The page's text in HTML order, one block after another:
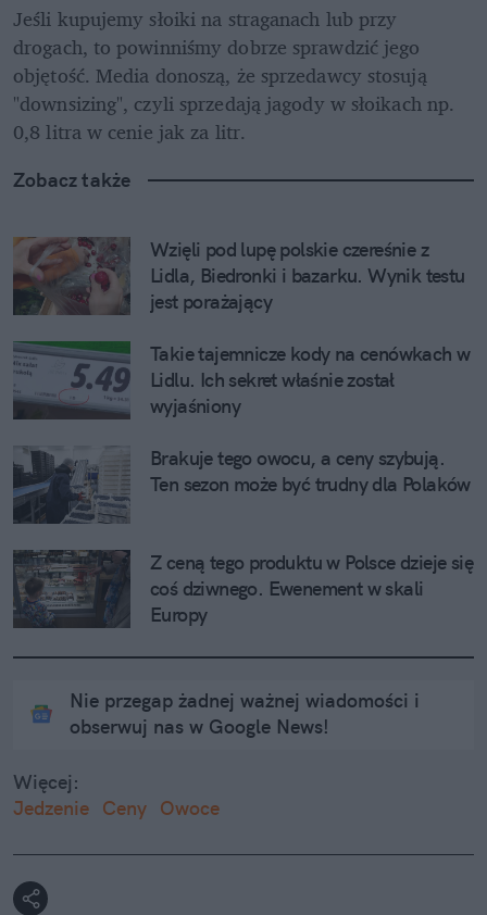
Jeśli kupujemy słoiki na straganach lub przy
drogach, to powinniśmy dobrze sprawdzić jego
objętość. Media donoszą, że sprzedawcy stosują
"downsizing", czyli sprzedają jagody w słoikach np.
0,8 litra w cenie jak za litr.
Zobacz także
Wzięli pod lupę polskie czereśnie z
Lidla, Biedronki i bazarku. Wynik testu
jest porażający
Takie tajemnicze kody na cenówkach w
Lidlu. Ich sekret właśnie został
wyjaśniony
Brakuje tego owocu, a ceny szybują.
Ten sezon może być trudny dla Polaków
Z ceną tego produktu w Polsce dzieje się
coś dziwnego. Ewenement w skali
Europy
Nie przegap żadnej ważnej wiadomości i
obserwuj nas w Google News!
Więcej:
Jedzenie Ceny Owoce